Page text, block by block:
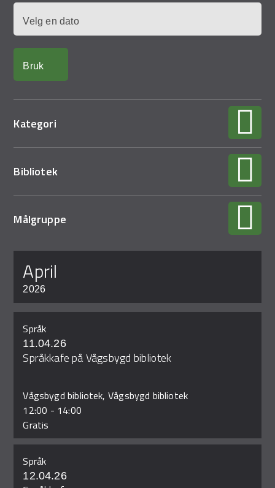
Kategori
Bibliotek
Målgruppe
april
2026
Språk
11.04.26
Språkkafe på Vågsbygd bibliotek
Vågsbygd bibliotek, Vågsbygd bibliotek
12:00 - 14:00
Gratis
Språk
12.04.26